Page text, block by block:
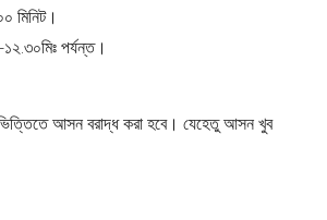
মিনিট।
পর্যন্ত।
আসন বরাদ্ধ করা হবে। যেহেতু আসন খুব